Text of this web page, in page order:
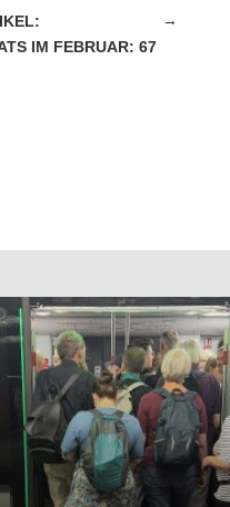
IM FEBRUAR: 67
→